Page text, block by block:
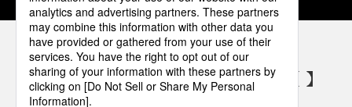
パナソニックの電気設備 SNSアカウント